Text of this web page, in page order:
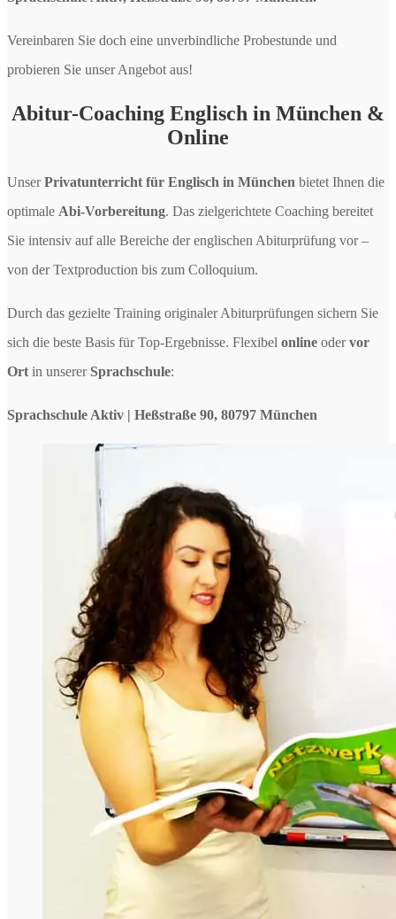
Vereinbaren Sie doch eine unverbindliche Probestunde und
probieren Sie unser Angebot aus!
Abitur-Coaching Englisch in München &
Online
UnserPrivatunterricht für Englisch in München bietet Ihnen die
optimale Abi-Vorbereitung. Das zielgerichtete Coaching bereitet
Sie intensiv auf alle Bereiche der englischen Abiturprüfung vor –
von der Textproduction bis zum Colloquium.
Durch das gezielte Training originaler Abiturprüfungen sichern Sie
sich die beste Basis für Top-Ergebnisse. Flexibel online odervor
Ort in unserer Sprachschule:
Sprachschule Aktiv | Heßstraße 90, 80797 München